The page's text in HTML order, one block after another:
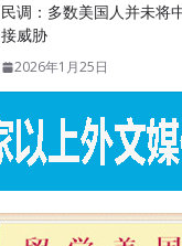
民调：多数美国人并未将
接威胁
2026年1月25日